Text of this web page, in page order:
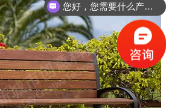
您好，您需要什么产品？